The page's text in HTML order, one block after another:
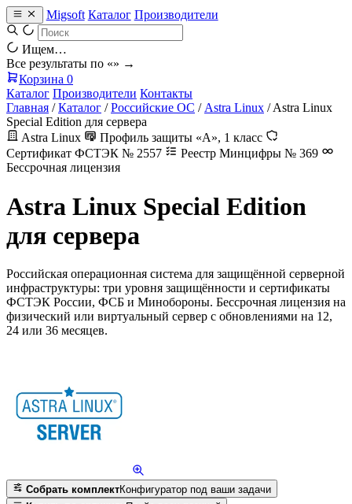
Migsoft Каталог Производители
Ищем…
Все результаты по «» →
Корзина 0
Каталог Производители Контакты
Главная / Каталог / Российские ОС / Astra Linux / Astra Linux
Special Edition для сервера
Astra Linux
Профиль защиты «А», 1 класс
Сертификат ФСТЭК № 2557
Реестр Минцифры № 369
Бессрочная лицензия
Astra Linux Special Edition
для сервера
Российская операционная система для защищённой серверной
инфраструктуры: три уровня защищённости и сертификаты
ФСТЭК России, ФСБ и Минобороны. Бессрочная лицензия на
физический или виртуальный сервер с обновлениями на 12,
24 или 36 месяцев.
Собрать комплектКонфигуратор под ваши задачи